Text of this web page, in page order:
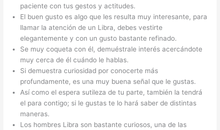
paciente con tus gestos y actitudes.
El buen gusto es algo que les resulta muy interesante, para
llamar la atención de un Libra, debes vestirte
elegantemente y con un gusto bastante refinado.
Se muy coqueta con él, demuéstrale interés acercándote
muy cerca de él cuándo le hablas.
Si demuestra curiosidad por conocerte más
profundamente, es una muy buena señal que le gustas.
Así como el espera sutileza de tu parte, también la tendrá
el para contigo; si le gustas te lo hará saber de distintas
maneras.
Los hombres Libra son bastante curiosos, una de las